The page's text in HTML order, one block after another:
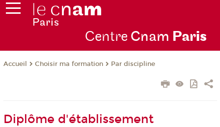
Centre Cnam Paris
Accueil Choisir ma formation Par discipline
Diplôme d'établissement